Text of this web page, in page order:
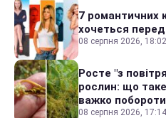
7 романтичних
хочеться
08 серпня 2026, 18:02
Росте "з
рослин: що
важко побороти
08 серпня 2026, 17:14